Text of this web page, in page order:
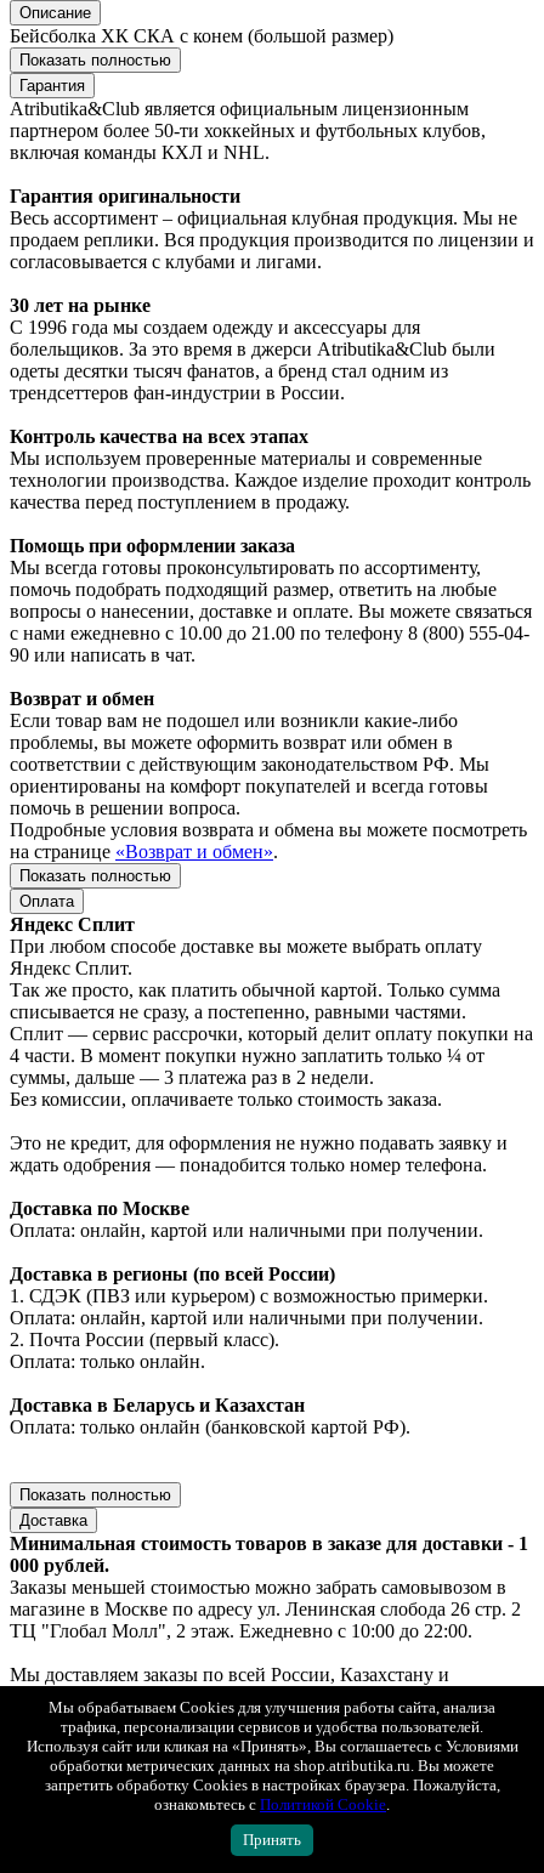
Описание
Бейсболка ХК СКА с конем (большой размер)
Показать полностью
Гарантия
Atributika&Club является официальным лицензионным
партнером более 50-ти хоккейных и футбольных клубов,
включая команды КХЛ и NHL.
Гарантия оригинальности
Весь ассортимент – официальная клубная продукция. Мы не
продаем реплики. Вся продукция производится по лицензии и
согласовывается с клубами и лигами.
30 лет на рынке
С 1996 года мы создаем одежду и аксессуары для
болельщиков. За это время в джерси Atributika&Club были
одеты десятки тысяч фанатов, а бренд стал одним из
трендсеттеров фан-индустрии в России.
Контроль качества на всех этапах
Мы используем проверенные материалы и современные
технологии производства. Каждое изделие проходит контроль
качества перед поступлением в продажу.
Помощь при оформлении заказа
Мы всегда готовы проконсультировать по ассортименту,
помочь подобрать подходящий размер, ответить на любые
вопросы о нанесении, доставке и оплате. Вы можете связаться
с нами ежедневно с 10.00 до 21.00 по телефону 8 (800) 555-04-
90 или написать в чат.
Возврат и обмен
Если товар вам не подошел или возникли какие-либо
проблемы, вы можете оформить возврат или обмен в
соответствии с действующим законодательством РФ. Мы
ориентированы на комфорт покупателей и всегда готовы
помочь в решении вопроса.
Подробные условия возврата и обмена вы можете посмотреть
на странице «Возврат и обмен».
Показать полностью
Оплата
Яндекс Сплит
При любом способе доставке вы можете выбрать оплату
Яндекс Сплит.
Так же просто, как платить обычной картой. Только сумма
списывается не сразу, а постепенно, равными частями.
Сплит — сервис рассрочки, который делит оплату покупки на
4 части. В момент покупки нужно заплатить только ¼ от
суммы, дальше — 3 платежа раз в 2 недели.
Без комиссии, оплачиваете только стоимость заказа.
Это не кредит, для оформления не нужно подавать заявку и
ждать одобрения — понадобится только номер телефона.
Доставка по Москве
Оплата: онлайн, картой или наличными при получении.
Доставка в регионы (по всей России)
1. СДЭК (ПВЗ или курьером) с возможностью примерки.
Оплата: онлайн, картой или наличными при получении.
2. Почта России (первый класс).
Оплата: только онлайн.
Доставка в Беларусь и Казахстан
Оплата: только онлайн (банковской картой РФ).
Показать полностью
Доставка
Минимальная стоимость товаров в заказе для доставки - 1
000 рублей.
Заказы меньшей стоимостью можно забрать самовывозом в
магазине в Москве по адресу ул. Ленинская слобода 26 стр. 2
ТЦ "Глобал Молл", 2 этаж. Ежедневно с 10:00 до 22:00.
Мы доставляем заказы по всей России, Казахстану и
При оплате на сайте действует скидка 50 % на доставку.
Для заказов от 15 000 р. при оплате на сайте – бесплатная
доставка.
Доставка по Москве
1. Самовывоз — ул. Ленинская слобода, 26, стр. 2, ТЦ «Глобал
Молл», 2 этаж (ежедневно с 10:00 до 22:00).
Мы обрабатываем Cookies для улучшения работы сайта, анализа
трафика, персонализации сервисов и удобства пользователей.
Используя сайт или кликая на «Принять», Вы соглашаетесь с Условиями
обработки метрических данных на shop.atributika.ru. Вы можете
запретить обработку Cookies в настройках браузера. Пожалуйста,
ознакомьтесь с Политикой Cookie.
Принять